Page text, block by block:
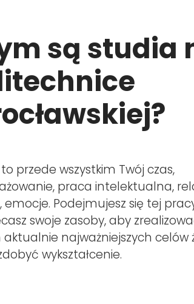
są studia
przede wszystkim Twój czas,
praca intelektualna,
emocje. Podejmujesz się tej
swoje zasoby, aby
aktualnie najważniejszych celów
wykształcenie.